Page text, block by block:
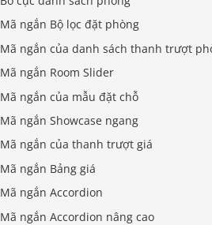
Mã ngắn Bộ lọc đặt phòng
Mã ngắn của danh sách thanh trượt
Mã ngắn Room Slider
Mã ngắn của mẫu đặt chỗ
Mã ngắn Showcase ngang
Mã ngắn của thanh trượt giá
Mã ngắn Bảng giá
Mã ngắn Accordion
Mã ngắn Accordion nâng cao